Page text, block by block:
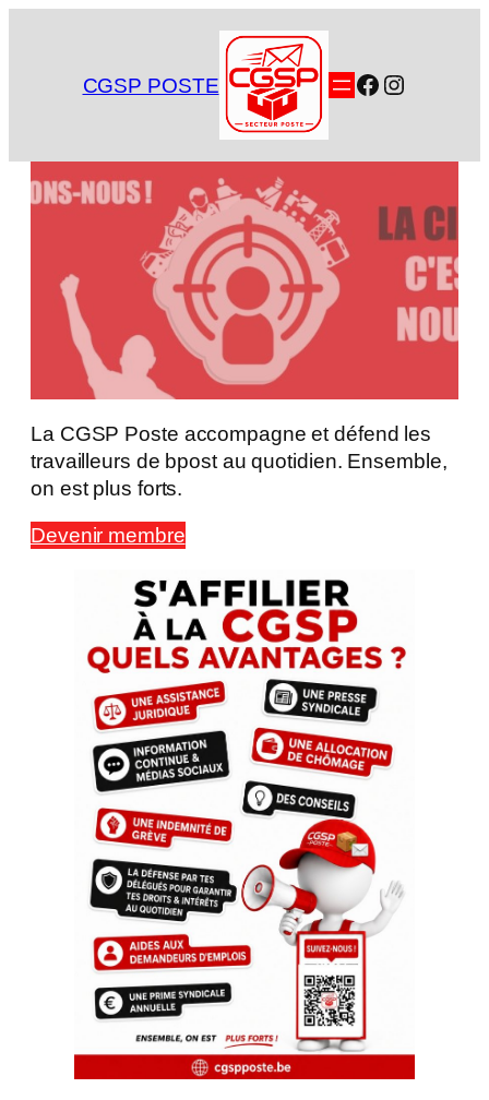
CGSP POSTE Facebook
La CGSP Poste accompagne et défend les
travailleurs de bpost au quotidien. Ensemble,
on est plus forts.
Devenir membre